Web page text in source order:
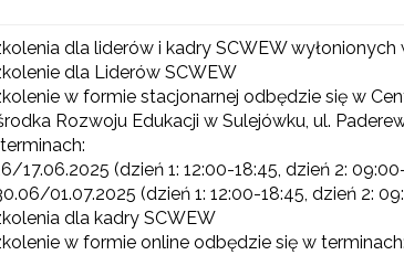
"E-materiały wspierające kształcenie kompetencji
"Odbiór zaawansowanych technologicznie e-
"Opracowanie i przetestowanie modelu branżowej
dla liderów i kadry SCWEW wyłonionych
dla Liderów SCWEW
w formie stacjonarnej odbędzie się w
Rozwoju Edukacji w Sulejówku, ul.
17.06.2025 (dzień 1: 12:00-18:45, dzień 2:
01.07.2025 (dzień 1: 12:00-18:45, dzień 2:
dla kadry SCWEW
w formie online odbędzie się w